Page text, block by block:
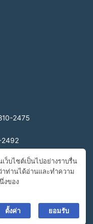
2475
2492
3810-2465
ว็บไซต์เป็นไปอย่างราบรื่น
าท่านได้อ่านและทำความ
งของ
ตั้งค่า ยอมรับ